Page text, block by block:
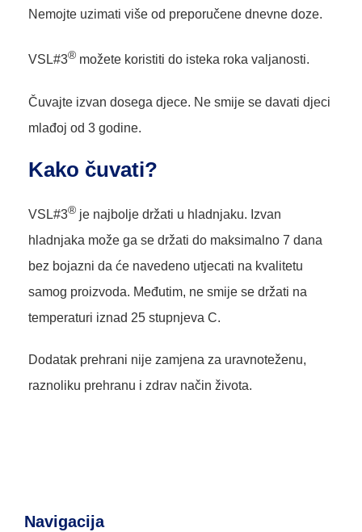
Nemojte uzimati više od preporučene dnevne doze.
VSL#3® možete koristiti do isteka roka valjanosti.
Čuvajte izvan dosega djece. Ne smije se davati djeci
mlađoj od 3 godine.
Kako čuvati?
VSL#3® je najbolje držati u hladnjaku. Izvan
hladnjaka može ga se držati do maksimalno 7 dana
bez bojazni da će navedeno utjecati na kvalitetu
samog proizvoda. Međutim, ne smije se držati na
temperaturi iznad 25 stupnjeva C.
Dodatak prehrani nije zamjena za uravnoteženu,
raznoliku prehranu i zdrav način života.
Navigacija